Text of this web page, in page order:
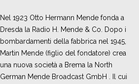
Nel 1923 Otto Hermann Mende fonda a
Dresda la Radio H. Mende & Co. Dopo i
bombardamenti della fabbrica nel 1945,
Martin Mende (figlio del fondatore) crea
una nuova società a Brema la North
German Mende Broadcast GmbH . Il cui